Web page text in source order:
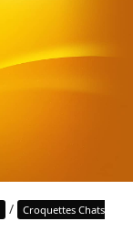
/
Croquettes Chats